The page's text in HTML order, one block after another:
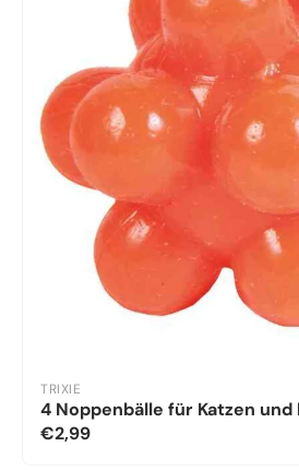
TRIXIE
4 Noppenbälle für Katzen und
€2,99